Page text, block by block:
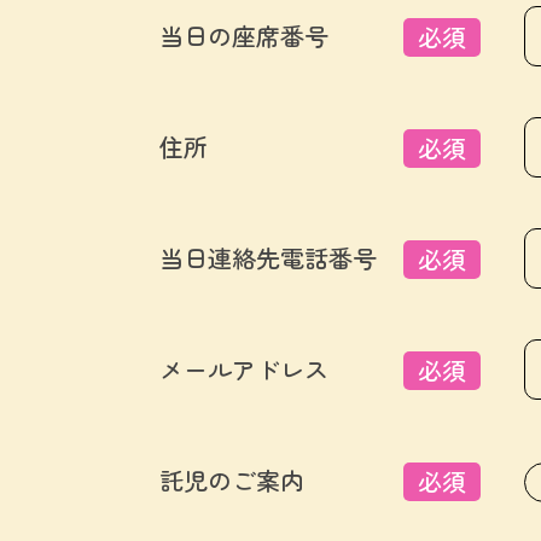
当日の座席番号 必須
住所 必須
当日連絡先電話番号 必須
メールアドレス 必須
託児のご案内 必須